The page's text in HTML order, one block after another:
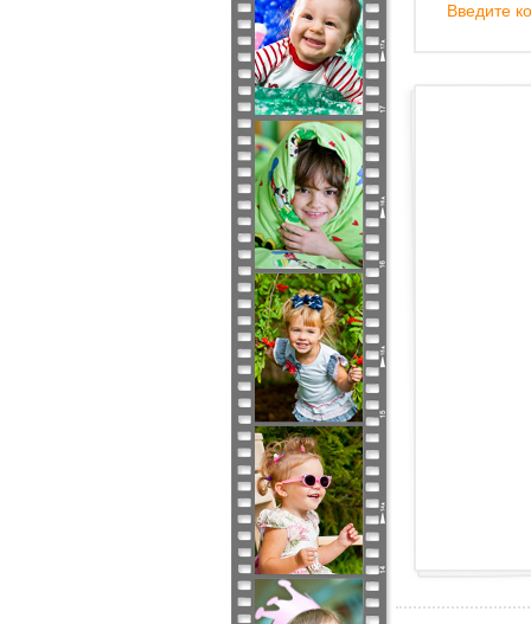
Введите